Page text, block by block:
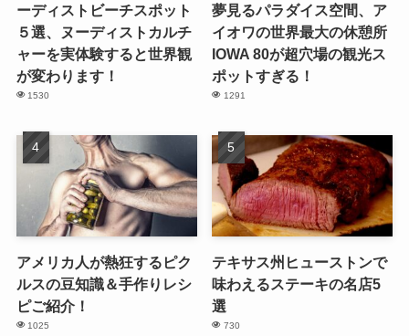
ーディストビーチスポット
５選、ヌーディストカルチ
ャーを実体験すると世界観
が変わります！
1530
夢見るパラダイス空間、ア
イオワの世界最大の休憩所
IOWA 80が超穴場の観光ス
ポットすぎる！
1291
アメリカ人が熱狂するピク
ルスの豆知識＆手作りレシ
ピご紹介！
1025
テキサス州ヒューストンで
味わえるステーキの名店5
選
730